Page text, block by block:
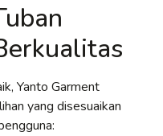
Yanto Garment
yang disesuaikan